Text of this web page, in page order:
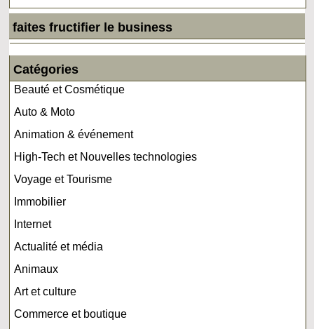
faites fructifier le business
Catégories
Beauté et Cosmétique
Auto & Moto
Animation & événement
High-Tech et Nouvelles technologies
Voyage et Tourisme
Immobilier
Internet
Actualité et média
Animaux
Art et culture
Commerce et boutique